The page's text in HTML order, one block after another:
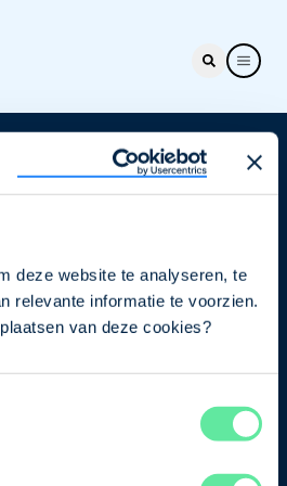
deze website te analyseren, te
relevante informatie te voorzien.
van deze cookies?
nieuwsbrief.